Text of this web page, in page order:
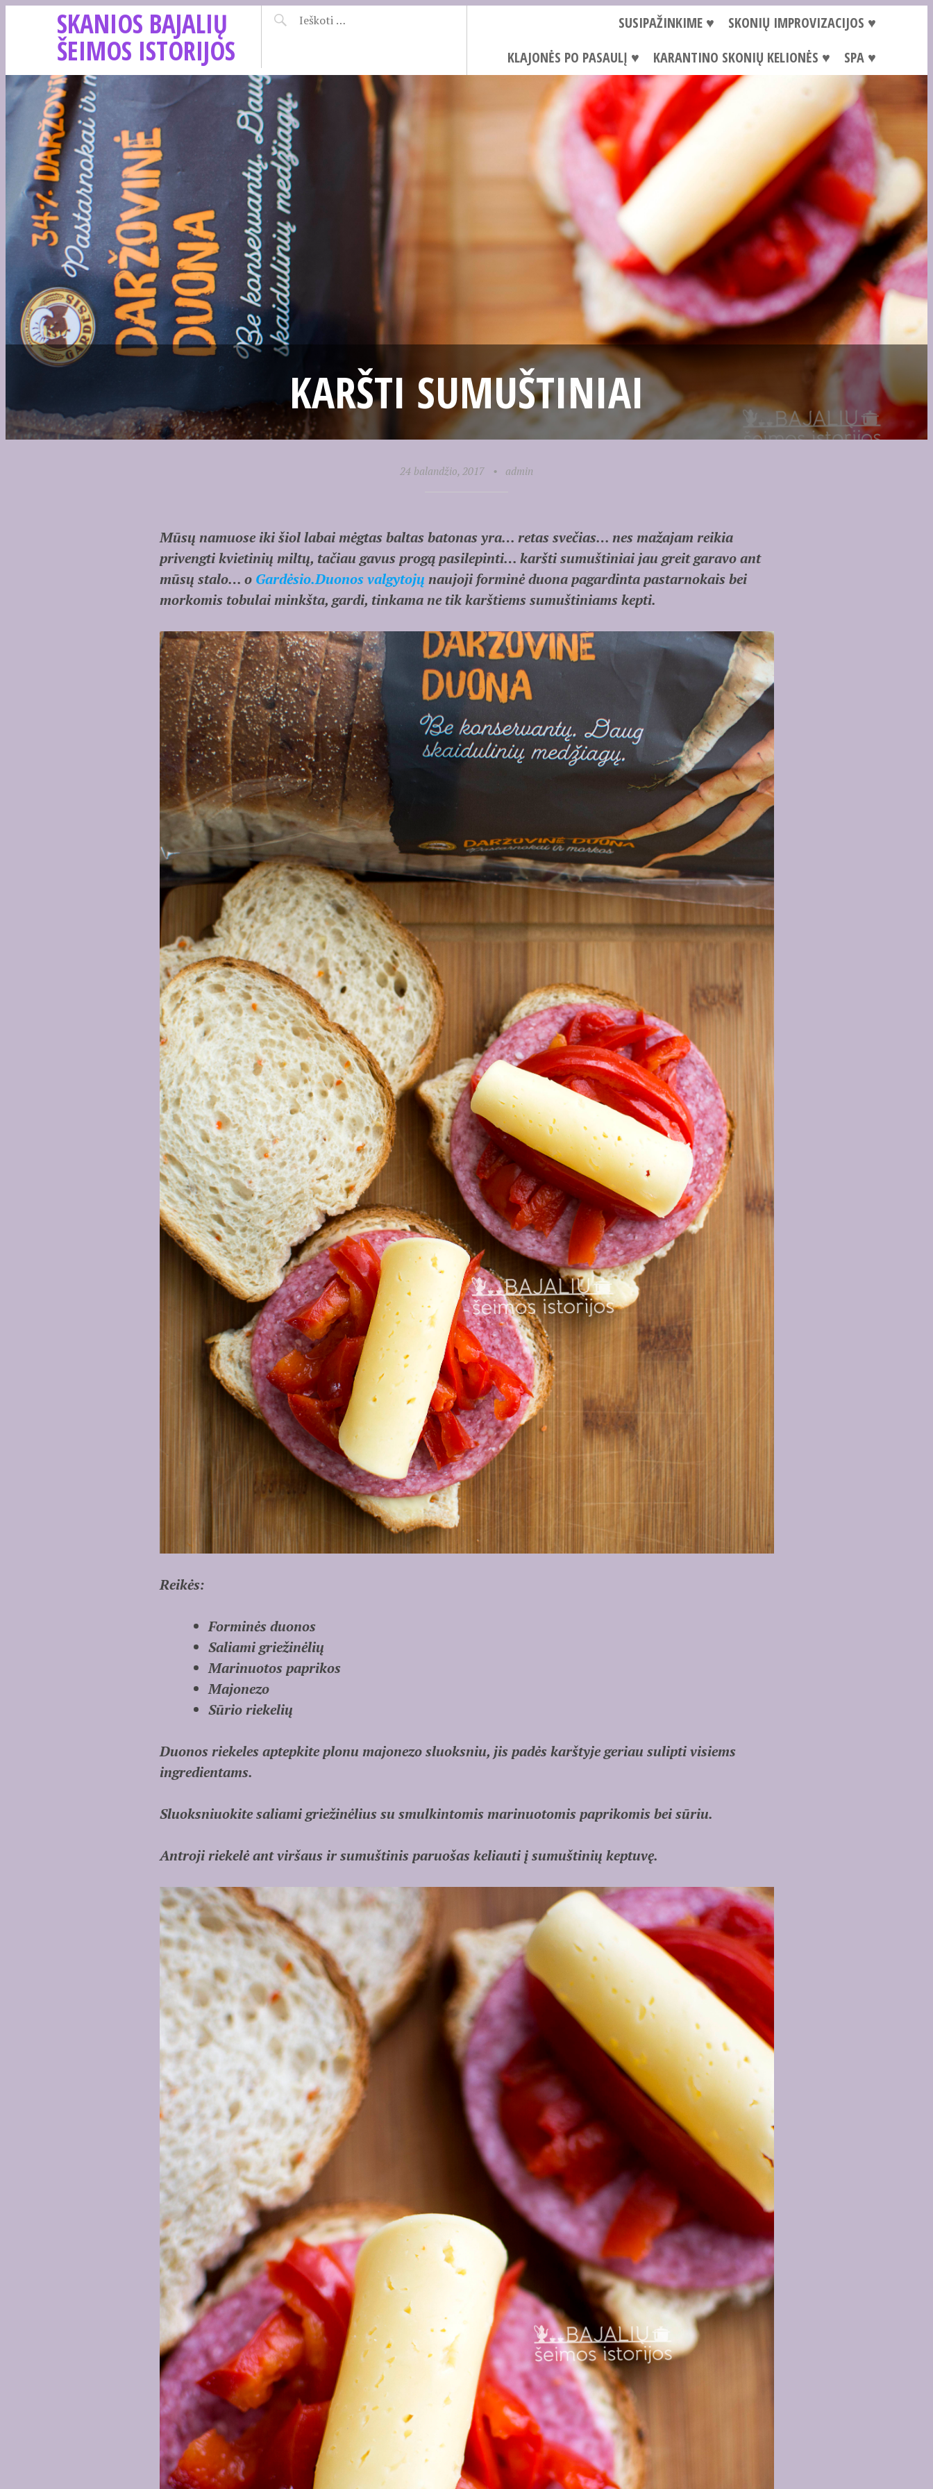
SKANIOS BAJALIŲ
ŠEIMOS ISTORIJOS
SUSIPAŽINKIME ♥
SKONIŲ IMPROVIZACIJOS ♥
KLAJONĖS PO PASAULĮ ♥
KARANTINO SKONIŲ KELIONĖS ♥ SPA ♥
KARŠTI SUMUŠTINIAI
24 balandžio, 2017 • admin
Mūsų namuose iki šiol labai mėgtas baltas batonas yra… retas svečias… nes mažajam reikia
privengti kvietinių miltų, tačiau gavus progą pasilepinti… karšti sumuštiniai jau greit garavo ant
mūsų stalo… o Gardėsio.Duonos valgytojų naujoji forminė duona pagardinta pastarnokais bei
morkomis tobulai minkšta, gardi, tinkama ne tik karštiems sumuštiniams kepti.
Reikės:
Forminės duonos
Saliami griežinėlių
Marinuotos paprikos
Majonezo
Sūrio riekelių
Duonos riekeles aptepkite plonu majonezo sluoksniu, jis padės karštyje geriau sulipti visiems
ingredientams.
Sluoksniuokite saliami griežinėlius su smulkintomis marinuotomis paprikomis bei sūriu.
Antroji riekelė ant viršaus ir sumuštinis paruošas keliauti į sumuštinių keptuvę.